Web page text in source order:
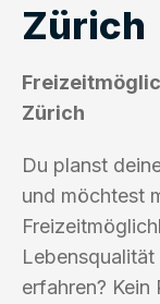
Zürich
Zürich
Du planst
und möchtest
erfahren? Kein